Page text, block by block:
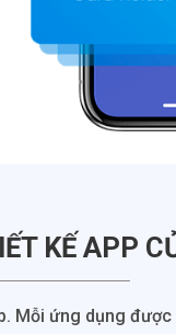
KẾ APP
Mỗi ứng dụng